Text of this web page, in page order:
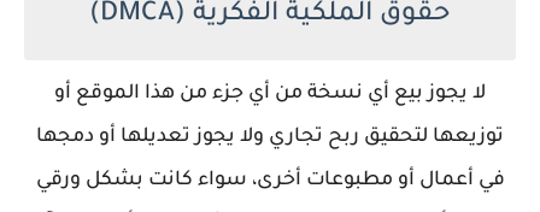
حقوق الملكية الفكرية (DMCA)
لا يجوز بيع أي نسخة من أي جزء من هذا الموقع أو
توزيعها لتحقيق ربح تجاري ولا يجوز تعديلها أو دمجها
في أعمال أو مطبوعات أخرى، سواء كانت بشكل ورقي